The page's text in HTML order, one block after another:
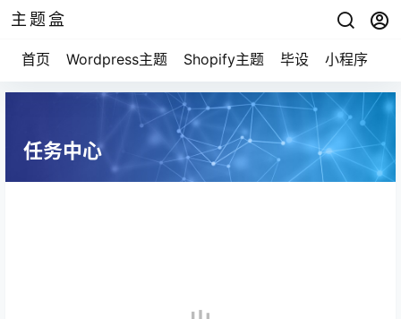
主题盒
首页 Wordpress主题 Shopify主题 毕设 小程序
任务中心